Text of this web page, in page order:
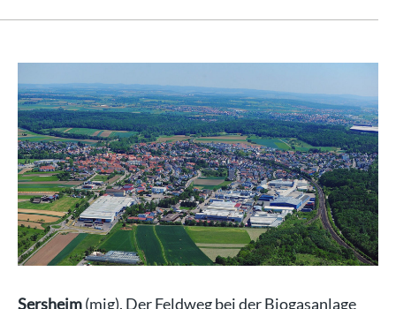
Sersheim(mig). Der Feldweg bei der Biogasanlage